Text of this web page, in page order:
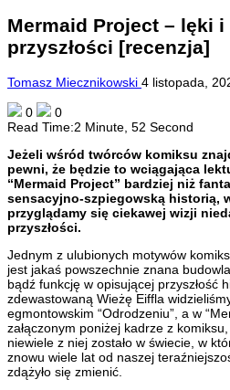
Mermaid Project – lęki i
przyszłości [recenzja]
Tomasz Miecznikowski 4 listopada,
0
0
Read Time:2 Minute, 52 Second
Jeżeli wśród twórców komiksu
pewni, że będzie to wciągająca
“Mermaid Project” bardziej niż
sensacyjno-szpiegowską historią,
przyglądamy się ciekawej wizji
przyszłości.
Jednym z ulubionych motywów
jest jakaś powszechnie znana
bądź funkcję w opisującej przyszłość
zdewastowaną Wieżę Eiffla
egmontowskim “Odrodzeniu”, a w
załączonym poniżej kadrze z
niewiele z niej zostało w świecie, w
znowu wiele lat od naszej
zdążyło się zmienić.